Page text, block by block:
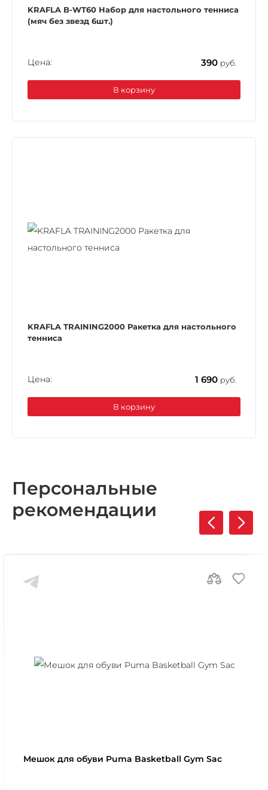
KRAFLA B-WT60 Набор для настольного тенниса
(мяч без звезд 6шт.)
Цена: 390 руб.
В корзину
KRAFLA TRAINING2000 Ракетка для настольного
тенниса
Цена: 1 690 руб.
В корзину
Персональные
рекомендации
Мешок для обуви Puma Basketball Gym Sac